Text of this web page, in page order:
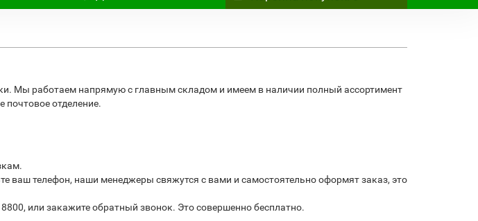
Мы работаем напрямую с главным складом и имеем в наличии полный ассортимент
отделение.
ваш телефон, наши менеджеры свяжутся с вами и самостоятельно оформят заказ, это
или закажите обратный звонок. Это совершенно бесплатно.